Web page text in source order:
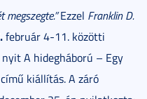
Ezzel Franklin D.
február 4-11. közötti
A hidegháború – Egy
kiállítás. A záró